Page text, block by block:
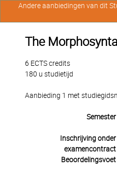
The
6 ECTS credits
180 u studietijd
Aanbieding 1 met
Semester
Inschrijving onder
examencontract
Beoordelingsvoet
Andere aanbiedingen van dit